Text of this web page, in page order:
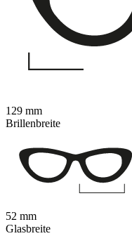
129 mm
Brillenbreite
52 mm
Glasbreite